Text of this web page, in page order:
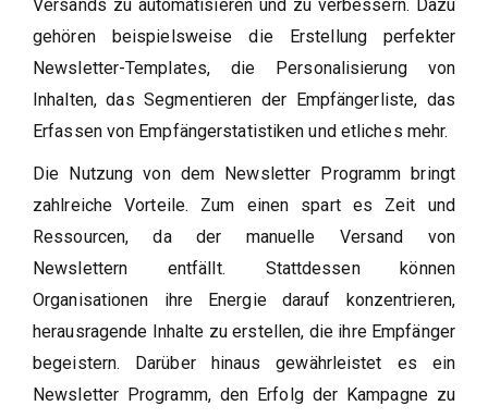
Versands zu automatisieren und zu verbessern. Dazu
gehören beispielsweise die Erstellung perfekter
Newsletter-Templates, die Personalisierung von
Inhalten, das Segmentieren der Empfängerliste, das
Erfassen von Empfängerstatistiken und etliches mehr.
Die Nutzung von dem Newsletter Programm bringt
zahlreiche Vorteile. Zum einen spart es Zeit und
Ressourcen, da der manuelle Versand von
Newslettern entfällt. Stattdessen können
Organisationen ihre Energie darauf konzentrieren,
herausragende Inhalte zu erstellen, die ihre Empfänger
begeistern. Darüber hinaus gewährleistet es ein
Newsletter Programm, den Erfolg der Kampagne zu